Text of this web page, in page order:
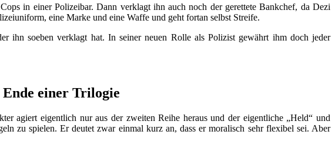
in einer Polizeibar. Dann verklagt ihn auch noch der gerettete Bankchef, da Dezi
eine Marke und eine Waffe und geht fortan selbst Streife.
ihn soeben verklagt hat. In seiner neuen Rolle als Polizist gewährt ihm doch jeder
einer Trilogie
agiert eigentlich nur aus der zweiten Reihe heraus und der eigentliche „Held“ und
zu spielen. Er deutet zwar einmal kurz an, dass er moralisch sehr flexibel sei. Aber